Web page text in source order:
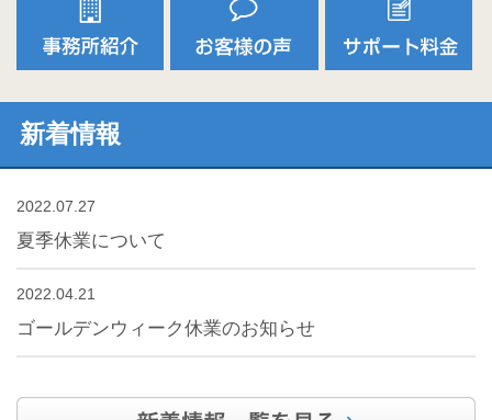
新着情報
2022.07.27
夏季休業について
2022.04.21
ゴールデンウィーク休業のお知らせ